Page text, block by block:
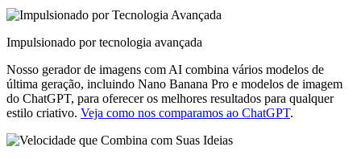
Impulsionado por tecnologia avançada
Nosso gerador de imagens com AI combina vários modelos de
última geração, incluindo Nano Banana Pro e modelos de imagem
do ChatGPT, para oferecer os melhores resultados para qualquer
estilo criativo. Veja como nos comparamos ao ChatGPT.